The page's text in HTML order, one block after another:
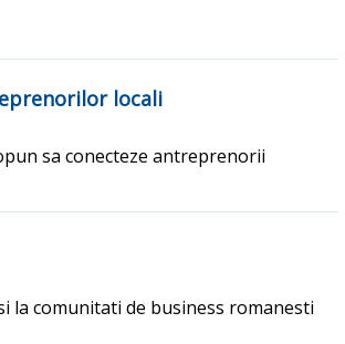
locali
sa conecteze antreprenorii
la comunitati de business romanesti